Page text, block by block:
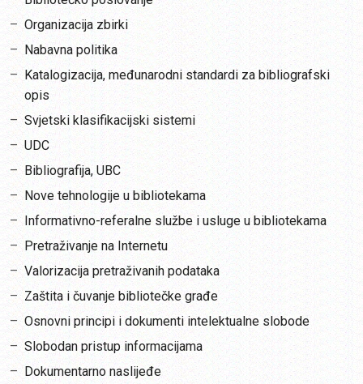
Organizacija zbirki
Nabavna politika
Katalogizacija, međunarodni standardi za bibliografski
opis
Svjetski klasifikacijski sistemi
UDC
Bibliografija, UBC
Nove tehnologije u bibliotekama
Informativno-referalne službe i usluge u bibliotekama
Pretraživanje na Internetu
Valorizacija pretraživanih podataka
Zaštita i čuvanje bibliotečke građe
Osnovni principi i dokumenti intelektualne slobode
Slobodan pristup informacijama
Dokumentarno naslijeđe